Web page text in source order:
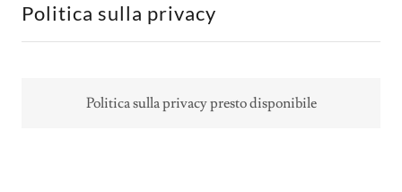
Politica sulla privacy
Politica sulla privacy presto disponibile